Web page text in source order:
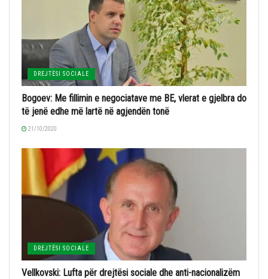
DREJTËSI SOCIALE
Bogoev: Me fillimin e negociatave me BE, vlerat e gjelbra do
të jenë edhe më lartë në agjendën tonë
21/10/2020
DREJTËSI SOCIALE
Vellkovski: Lufta për drejtësi sociale dhe anti-nacionalizëm